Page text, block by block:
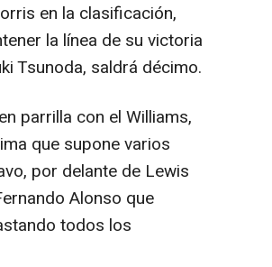
en la clasificación,
la línea de su victoria
Tsunoda, saldrá décimo.
parrilla con el Williams,
que supone varios
por delante de Lewis
Alonso que
todos los